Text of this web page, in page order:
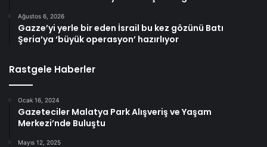
Ağustos 6, 2026
Gazze’yi yerle bir eden İsrail bu kez gözünü Batı
Şeria’ya ‘büyük operasyon’ hazırlıyor
Rastgele Haberler
Ocak 16, 2024
Gazeteciler Malatya Park Alışveriş ve Yaşam
Merkezi’nde Buluştu
Mayıs 12, 2025